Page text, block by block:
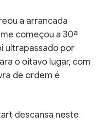
a arrancada
começou a 30ª
ultrapassado por
o oitavo lugar, com
de ordem é
descansa neste